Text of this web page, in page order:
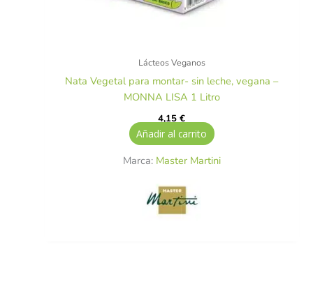
Lácteos Veganos
Nata Vegetal para montar- sin leche, vegana –
MONNA LISA 1 Litro
4,15€
Añadir al carrito
Marca: Master Martini